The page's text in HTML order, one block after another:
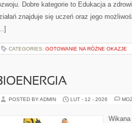
Dobre kategorie to Edukacja a
znajduje się uczeń oraz jego
CATEGORIES: GOTOWANIE NA RÓŻNE OKAZJE
POSTED BY ADMIN LUT - 12 - 2026